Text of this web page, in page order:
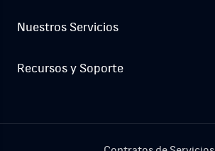
Nuestros Servicios
Recursos y Soporte